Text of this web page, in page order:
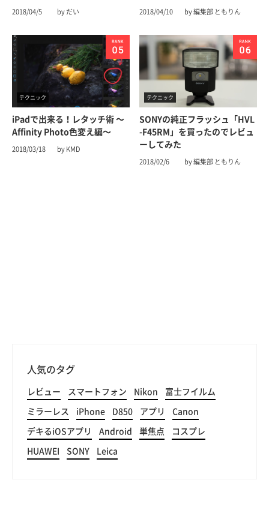
2018/04/5 by だい 2018/04/10 by 編集部 ともりん
テクニック
iPadで出来る！レタッチ術 〜
Affinity Photo色変え編〜
2018/03/18 by KMD
テクニック
SONYの純正フラッシュ「HVL
-F45RM」を買ったのでレビュ
ーしてみた
2018/02/6 by 編集部 ともりん
人気のタグ
レビュー スマートフォン Nikon 富士フイルム
ミラーレス iPhone D850 アプリ Canon
デキるiOSアプリ Android 単焦点 コスプレ
HUAWEI SONY Leica